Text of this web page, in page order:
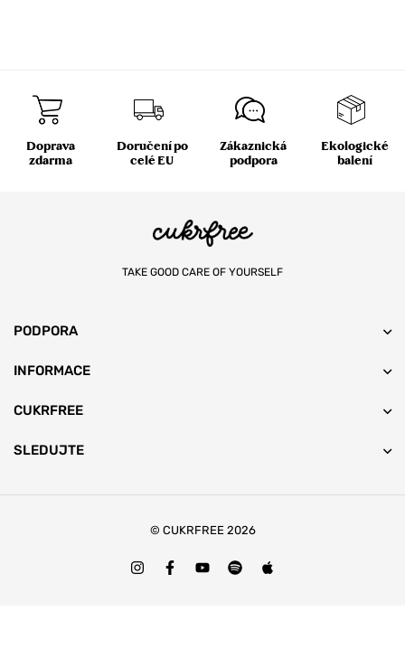
Doprava
zdarma
Doručení po
celé EU
Zákaznická
podpora
Ekologické
balení
TAKE GOOD CARE OF YOURSELF
PODPORA
INFORMACE
CUKRFREE
SLEDUJTE
© CUKRFREE 2026